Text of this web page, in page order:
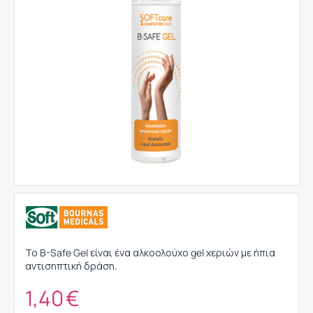
Το B-Safe Gel είναι ένα αλκοολούχο gel χεριών με ήπια
αντισηπτική δράση.
1,40€